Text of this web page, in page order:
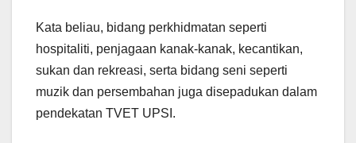
Kata beliau, bidang perkhidmatan seperti
hospitaliti, penjagaan kanak-kanak, kecantikan,
sukan dan rekreasi, serta bidang seni seperti
muzik dan persembahan juga disepadukan dalam
pendekatan TVET UPSI.